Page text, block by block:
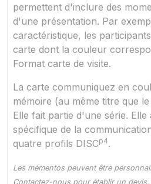
permettent d'inclure des
d'une présentation. Par
caractéristique, les
carte dont la couleur
Format carte de visite.
La carte communiquez en
mémoire (au même titre que
Elle fait partie d'une série. Elle
spécifique de la
quatre profils DISCp4.
Les mémentos peuvent être
Contactez-nous pour établir un devis.